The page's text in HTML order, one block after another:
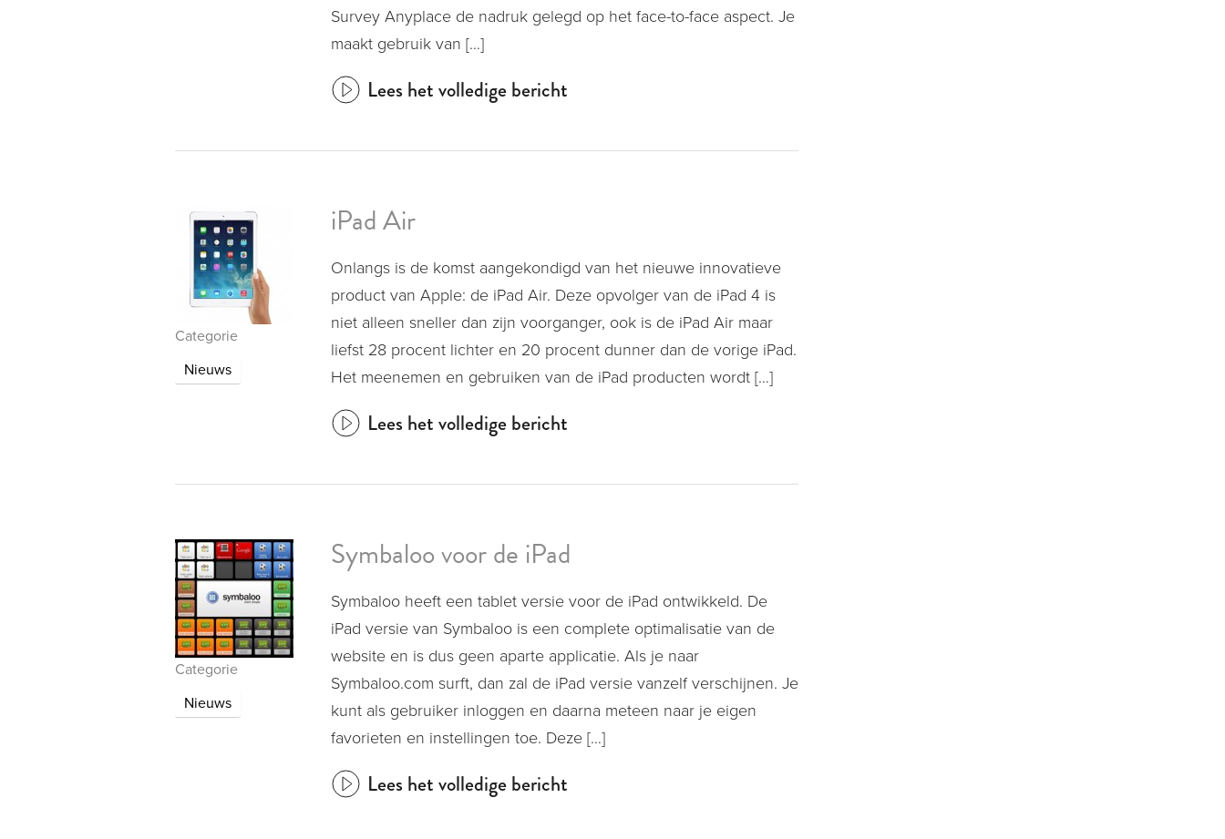
Survey Anyplace de nadruk gelegd op het face-to-face aspect. Je
maakt gebruik van […]
Lees het volledige bericht
Categorie
Nieuws
iPad Air
Onlangs is de komst aangekondigd van het nieuwe innovatieve
product van Apple: de iPad Air. Deze opvolger van de iPad 4 is
niet alleen sneller dan zijn voorganger, ook is de iPad Air maar
liefst 28 procent lichter en 20 procent dunner dan de vorige iPad.
Het meenemen en gebruiken van de iPad producten wordt […]
Lees het volledige bericht
Categorie
Nieuws
Symbaloo voor de iPad
Symbaloo heeft een tablet versie voor de iPad ontwikkeld. De
iPad versie van Symbaloo is een complete optimalisatie van de
website en is dus geen aparte applicatie. Als je naar
Symbaloo.com surft, dan zal de iPad versie vanzelf verschijnen. Je
kunt als gebruiker inloggen en daarna meteen naar je eigen
favorieten en instellingen toe. Deze […]
Lees het volledige bericht